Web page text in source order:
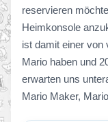
reservieren
Heimkonsole
ist damit einer von
Mario haben und
erwarten uns
Mario Maker,